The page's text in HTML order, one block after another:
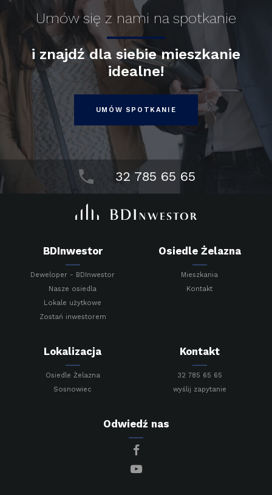
Umów się z nami na spotkanie
i znajdź dla siebie mieszkanie
idealne!
UMÓW SPOTKANIE
32 785 65 65
BDInwestor
Deweloper - BDInwestor
Nasze osiedla
Lokale użytkowe
Zostań inwestorem
Osiedle Żelazna
Mieszkania
Kontakt
Lokalizacja
Osiedle Żelazna
Sosnowiec
Kontakt
32 785 65 65
wyślij zapytanie
Odwiedź nas